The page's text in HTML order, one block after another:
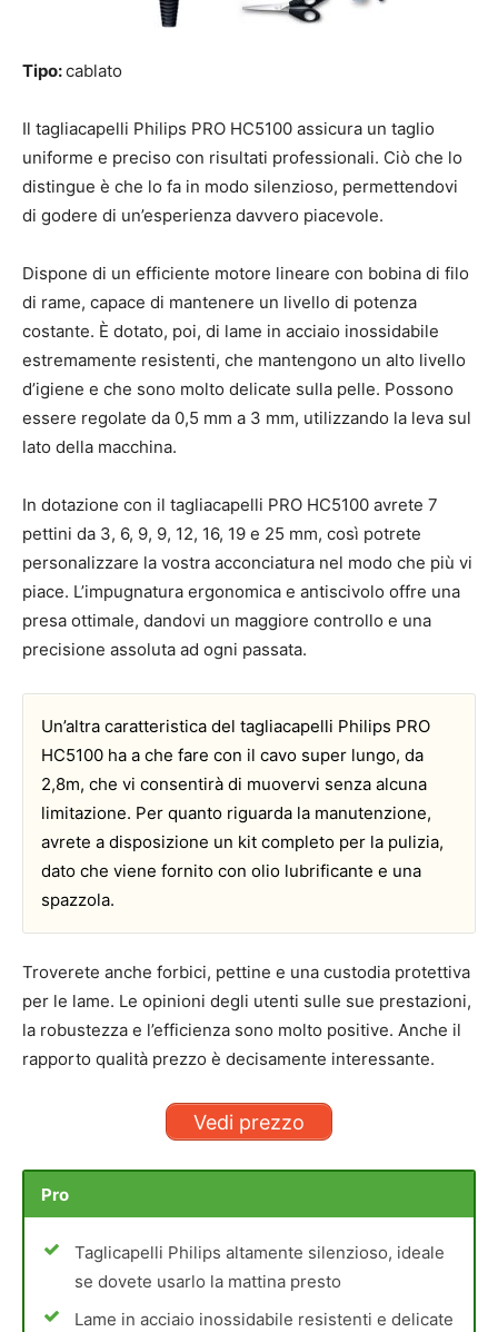
Tipo:cablato
Il tagliacapelli Philips PRO HC5100 assicura un taglio
uniforme e preciso con risultati professionali. Ciò che lo
distingue è che lo fa in modo silenzioso, permettendovi
di godere di un’esperienza davvero piacevole.
Dispone di un efficiente motore lineare con bobina di filo
di rame, capace di mantenere un livello di potenza
costante. È dotato, poi, di lame in acciaio inossidabile
estremamente resistenti, che mantengono un alto livello
d’igiene e che sono molto delicate sulla pelle. Possono
essere regolate da 0,5 mm a 3 mm, utilizzando la leva sul
lato della macchina.
In dotazione con il tagliacapelli PRO HC5100 avrete 7
pettini da 3, 6, 9, 9, 12, 16, 19 e 25 mm, così potrete
personalizzare la vostra acconciatura nel modo che più vi
piace. L’impugnatura ergonomica e antiscivolo offre una
presa ottimale, dandovi un maggiore controllo e una
precisione assoluta ad ogni passata.
Un’altra caratteristica del tagliacapelli Philips PRO
HC5100 ha a che fare con il cavo super lungo, da
2,8m, che vi consentirà di muovervi senza alcuna
limitazione. Per quanto riguarda la manutenzione,
avrete a disposizione un kit completo per la pulizia,
dato che viene fornito con olio lubrificante e una
spazzola.
Troverete anche forbici, pettine e una custodia protettiva
per le lame. Le opinioni degli utenti sulle sue prestazioni,
la robustezza e l’efficienza sono molto positive. Anche il
rapporto qualità prezzo è decisamente interessante.
Vedi prezzo
Pro
Taglicapelli Philips altamente silenzioso, ideale
se dovete usarlo la mattina presto
Lame in acciaio inossidabile resistenti e delicate